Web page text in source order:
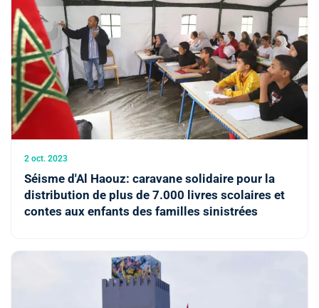
2 oct. 2023
Séisme d'Al Haouz: caravane solidaire pour la
distribution de plus de 7.000 livres scolaires et
contes aux enfants des familles sinistrées